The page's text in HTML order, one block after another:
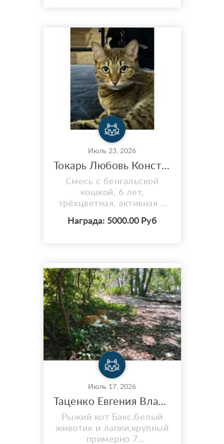
упитанная. На улице
никогда не была, пугливая
Июль 23, 2026
Токарь Любовь Константиновна | Кошка | смесь с бенгальской кошкой | 6 лет
Смесь с бенгальской
кошкой, 6 лет,
трёхцветная, активная и
разговорчивая
Награда: 5000.00 Руб
Июль 17, 2026
Таценко Евгения Владимировна / кот Беспородный
Рыжий кот Бакс,белый
животик и лапки,крупный
примерно 7